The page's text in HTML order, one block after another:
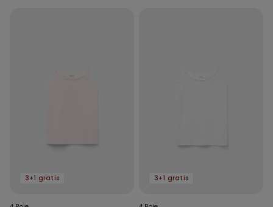
3+1 gratis 3+1 gratis